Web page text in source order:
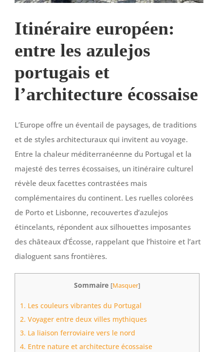
Itinéraire européen:
entre les azulejos
portugais et
l’architecture écossaise
L’Europe offre un éventail de paysages, de traditions
et de styles architecturaux qui invitent au voyage.
Entre la chaleur méditerranéenne du Portugal et la
majesté des terres écossaises, un itinéraire culturel
révèle deux facettes contrastées mais
complémentaires du continent. Les ruelles colorées
de Porto et Lisbonne, recouvertes d’azulejos
étincelants, répondent aux silhouettes imposantes
des châteaux d’Écosse, rappelant que l’histoire et l’art
dialoguent sans frontières.
Sommaire [Masquer]
1. Les couleurs vibrantes du Portugal
2. Voyager entre deux villes mythiques
3. La liaison ferroviaire vers le nord
4. Entre nature et architecture écossaise